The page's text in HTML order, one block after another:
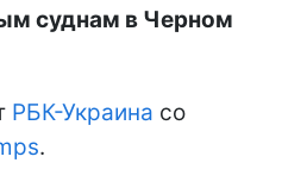
суднам в Черном
РБК-Украина со
.